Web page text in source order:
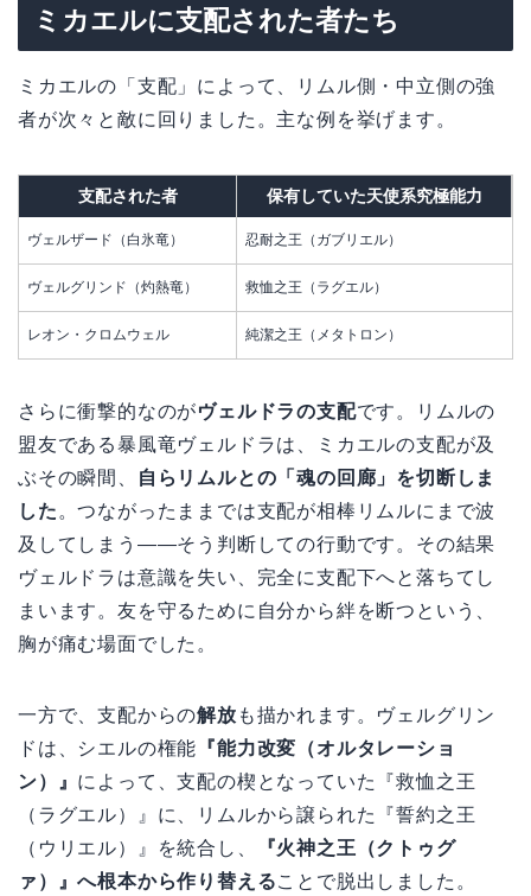
ミカエルに支配された者たち
ミカエルの「支配」によって、リムル側・中立側の強
者が次々と敵に回りました。主な例を挙げます。
支配された者 保有していた天使系究極能力
ヴェルザード（白氷竜） 忍耐之王（ガブリエル）
ヴェルグリンド（灼熱竜） 救恤之王（ラグエル）
レオン・クロムウェル 純潔之王（メタトロン）
さらに衝撃的なのがヴェルドラの支配です。リムルの
盟友である暴風竜ヴェルドラは、ミカエルの支配が及
ぶその瞬間、
自らリムルとの「魂の回廊」を切断しま
した 。つながったままでは支配が相棒リムルにまで波
及してしまう——そう判断しての行動です。その結果
ヴェルドラは意識を失い、完全に支配下へと落ちてし
まいます。友を守るために自分から絆を断つという、
胸が痛む場面でした。
一方で、支配からの解放 も描かれます。ヴェルグリン
ドは、シエルの権能 『能力改変（オルタレーショ
ン）』 によって、支配の楔となっていた『救恤之王
（ラグエル）』に、リムルから譲られた『誓約之王
（ウリエル）』を統合し、
『火神之王（クトゥグ
ァ）』へ根本から作り替えることで脱出しました。